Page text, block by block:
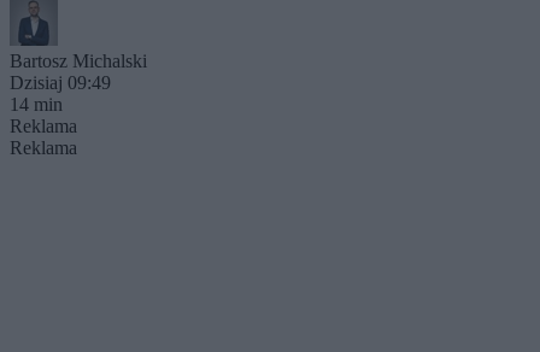
Bartosz Michalski
Dzisiaj 09:49
14 min
Reklama
Reklama